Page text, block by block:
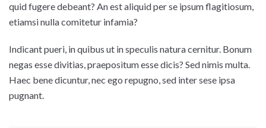
quid fugere debeant? An est aliquid per se ipsum flagitiosum,
etiamsi nulla comitetur infamia?
Indicant pueri, in quibus ut in speculis natura cernitur. Bonum
negas esse divitias, praeposìtum esse dicis? Sed nimis multa.
Haec bene dicuntur, nec ego repugno, sed inter sese ipsa
pugnant.